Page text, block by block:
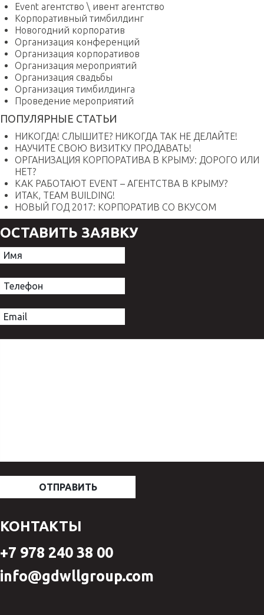
Event агентство \ ивент агентство
Корпоративный тимбилдинг
Новогодний корпоратив
Организация конференций
Организация корпоративов
Организация мероприятий
Организация свадьбы
Организация тимбилдинга
Проведение мероприятий
ПОПУЛЯРНЫЕ СТАТЬИ
НИКОГДА! СЛЫШИТЕ? НИКОГДА ТАК НЕ ДЕЛАЙТЕ!
НАУЧИТЕ СВОЮ ВИЗИТКУ ПРОДАВАТЬ!
ОРГАНИЗАЦИЯ КОРПОРАТИВА В КРЫМУ: ДОРОГО ИЛИ
НЕТ?
КАК РАБОТАЮТ EVENT – АГЕНТСТВА В КРЫМУ?
ИТАК, TEAM BUILDING!
НОВЫЙ ГОД 2017: КОРПОРАТИВ СО ВКУСОМ
ОСТАВИТЬ ЗАЯВКУ
КОНТАКТЫ
+7 978 240 38 00
info@gdwllgroup.com